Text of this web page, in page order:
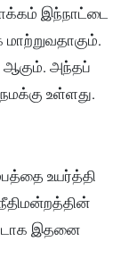
இந்நாட்டை
மாற்றுவதாகும்.
ஆகும். அந்தப்
உள்ளது.
உயர்த்தி
இதனை